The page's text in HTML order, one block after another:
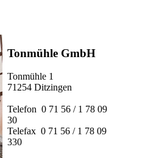
Tonmühle GmbH
Tonmühle 1
71254 Ditzingen
Telefon 0 71 56 / 1 78 09
30
Telefax 0 71 56 / 1 78 09
330